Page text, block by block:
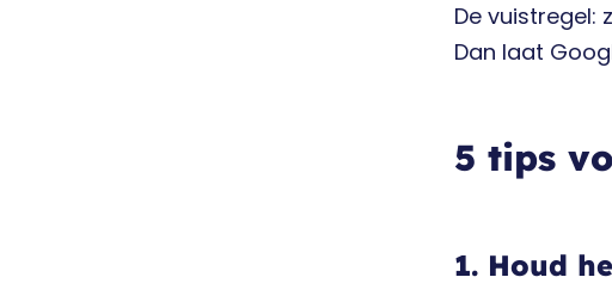
De vuistregel:
Dan laat
5 tips
1. Houd